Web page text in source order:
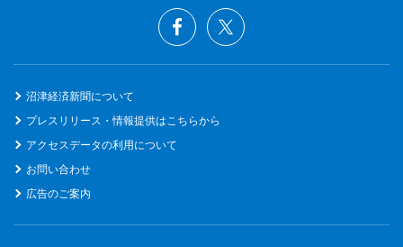
沼津経済新聞について
プレスリリース・情報提供はこちらから
アクセスデータの利用について
お問い合わせ
広告のご案内